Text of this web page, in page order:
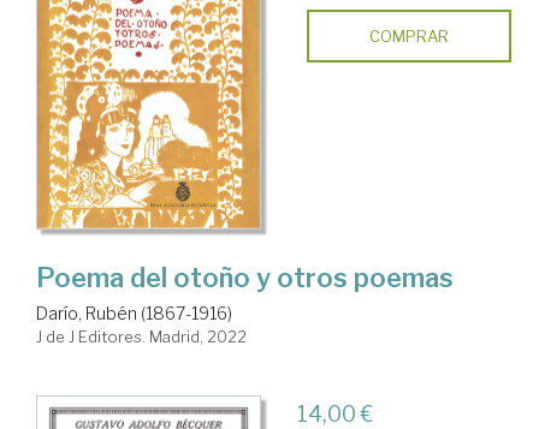
COMPRAR
Poema del otoño y otros poemas
Darío, Rubén (1867-1916)
J de J Editores. Madrid, 2022
14,00 €